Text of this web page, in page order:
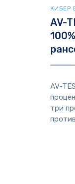
КИБЕР
AV-
AV-
три